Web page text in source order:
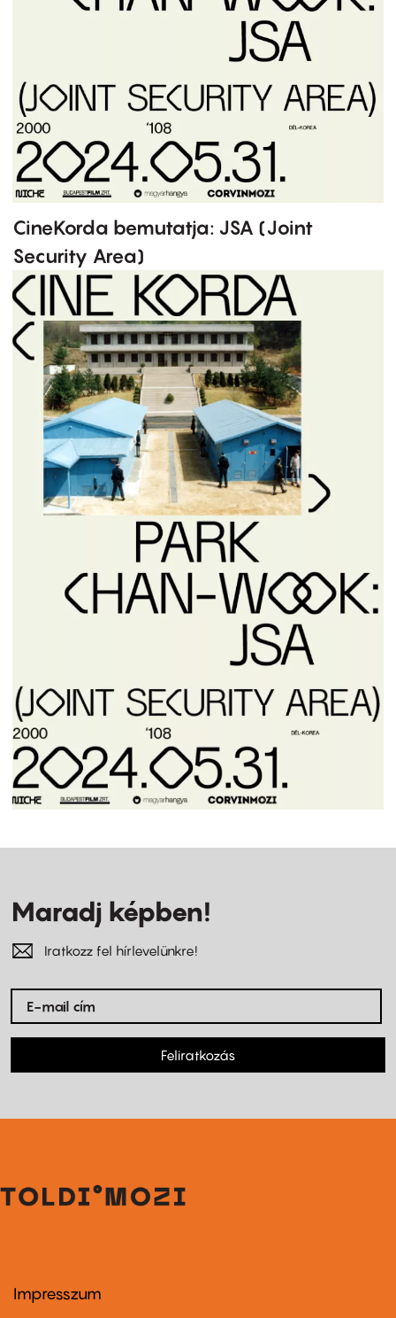
CineKorda bemutatja: JSA (Joint
Security Area)
Maradj képben!
Iratkozz fel hírlevelünkre!
Feliratkozás
Footer
Impresszum